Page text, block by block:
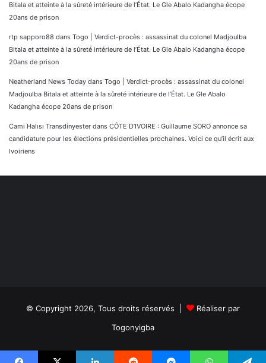
Bitala et atteinte à la sûreté intérieure de l’État. Le Gle Abalo Kadangha écope
20ans de prison
rtp sapporo88 dans Togo | Verdict-procès : assassinat du colonel Madjoulba
Bitala et atteinte à la sûreté intérieure de l’État. Le Gle Abalo Kadangha écope
20ans de prison
Neatherland News Today dans Togo | Verdict-procès : assassinat du colonel
Madjoulba Bitala et atteinte à la sûreté intérieure de l’État. Le Gle Abalo
Kadangha écope 20ans de prison
Cami Halısı Transdinyester dans CÔTE D’IVOIRE : Guillaume SORO annonce sa
candidature pour les élections présidentielles prochaines. Voici ce qu’il écrit aux
Ivoiriens
© Copyright 2026, Tous droits réservés |
Réaliser par
Togonyigba
FacebookTikTokWhatsApp